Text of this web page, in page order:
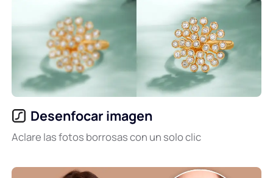
Desenfocar imagen
Aclare las fotos borrosas con un solo clic